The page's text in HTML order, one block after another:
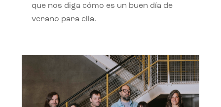
que nos diga cómo es un buen día de
verano para ella.